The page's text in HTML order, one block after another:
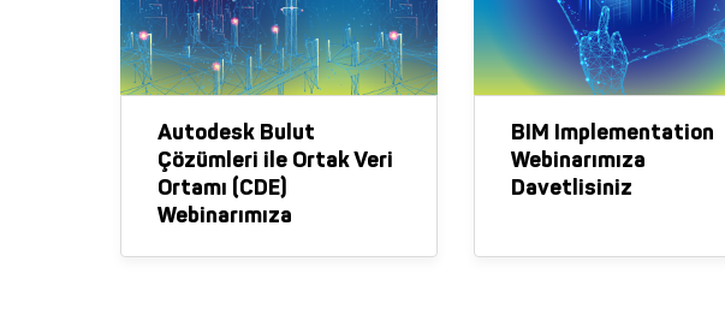
Autodesk Bulut
Çözümleri ile Ortak Veri
Ortamı (CDE)
Webinarımıza
BIM Implementation
Webinarımıza
Davetlisiniz